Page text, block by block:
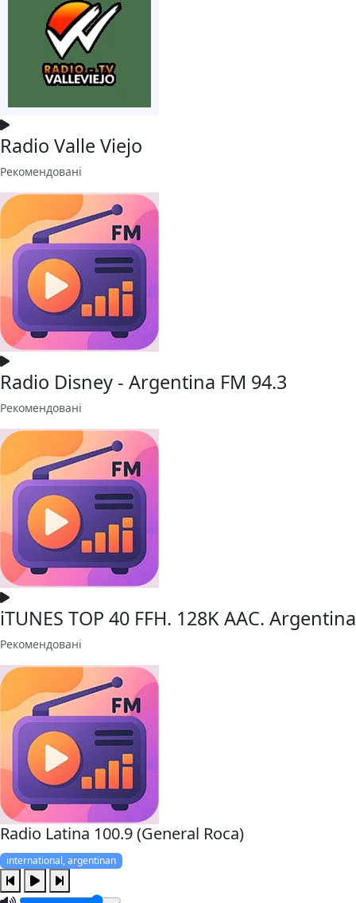
Radio Valle Viejo
Рекомендовані
Radio Disney - Argentina FM 94.3
Рекомендовані
iTUNES TOP 40 FFH. 128K AAC. Argentina
Рекомендовані
Radio Latina 100.9 (General Roca)
international, argentinan